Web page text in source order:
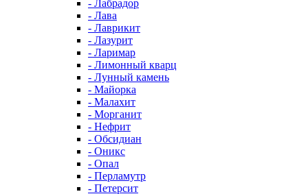
- Лабрадор
- Лава
- Лаврикит
- Лазурит
- Ларимар
- Лимонный кварц
- Лунный камень
- Майорка
- Малахит
- Морганит
- Нефрит
- Обсидиан
- Оникс
- Опал
- Перламутр
- Петерсит